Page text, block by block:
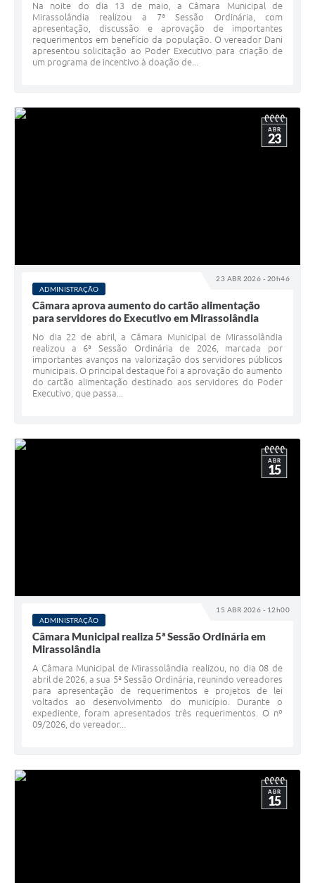
Na noite do dia 13 de maio, a Câmara Municipal de
Mirassolândia realizou a 7ª Sessão Ordinária, com
apresentação, discussão e aprovação de importantes
requerimentos em benefício da população. O vereador Dani
apresentou solicitação ao Poder Executivo para criação de
um programa de incentivo à doação de...
23 ABR 2026 - 20h46
ABR
23
ADMINISTRAÇÃO
Câmara aprova aumento do cartão alimentação
para servidores do Executivo em Mirassolândia
No dia 22 de abril, a Câmara Municipal de Mirassolândia
realizou a 6ª Sessão Ordinária de 2026, marcada por
importantes avanços na valorização dos servidores públicos
municipais. O principal destaque foi a aprovação do aumento
do cartão alimentação destinado aos servidores do Poder
Executivo, que passa...
15 ABR 2026 - 12h00
ABR
15
ADMINISTRAÇÃO
Câmara Municipal realiza 5ª Sessão Ordinária em
Mirassolândia
A Câmara Municipal de Mirassolândia realizou, no dia 08 de
abril de 2026, a sua 5ª Sessão Ordinária, reunindo vereadores
para apresentação de requerimentos e projetos de lei
voltados ao desenvolvimento do município. Durante o
expediente, foram apresentados três requerimentos. O nº
09/2026, do vereador...
ABR
15